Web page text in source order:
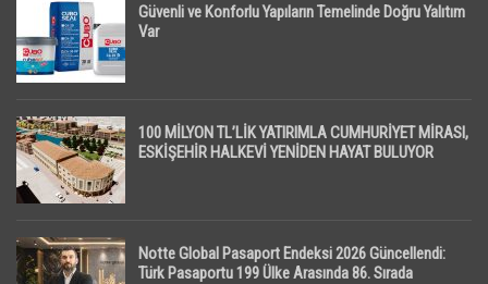
Güvenli ve Konforlu Yapıların Temelinde Doğru Yalıtım
Var
100 MİLYON TL’LİK YATIRIMLA CUMHURİYET MİRASI,
ESKİŞEHİR HALKEVİ YENİDEN HAYAT BULUYOR
Notte Global Pasaport Endeksi 2026 Güncellendi:
Türk Pasaportu 199 Ülke Arasında 86. Sırada